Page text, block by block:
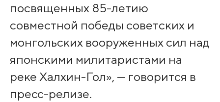
посвященных 85-летию
совместной победы советских и
монгольских вооруженных сил над
японскими милитаристами на
реке Халхин-Гол», — говорится в
пресс-релизе.